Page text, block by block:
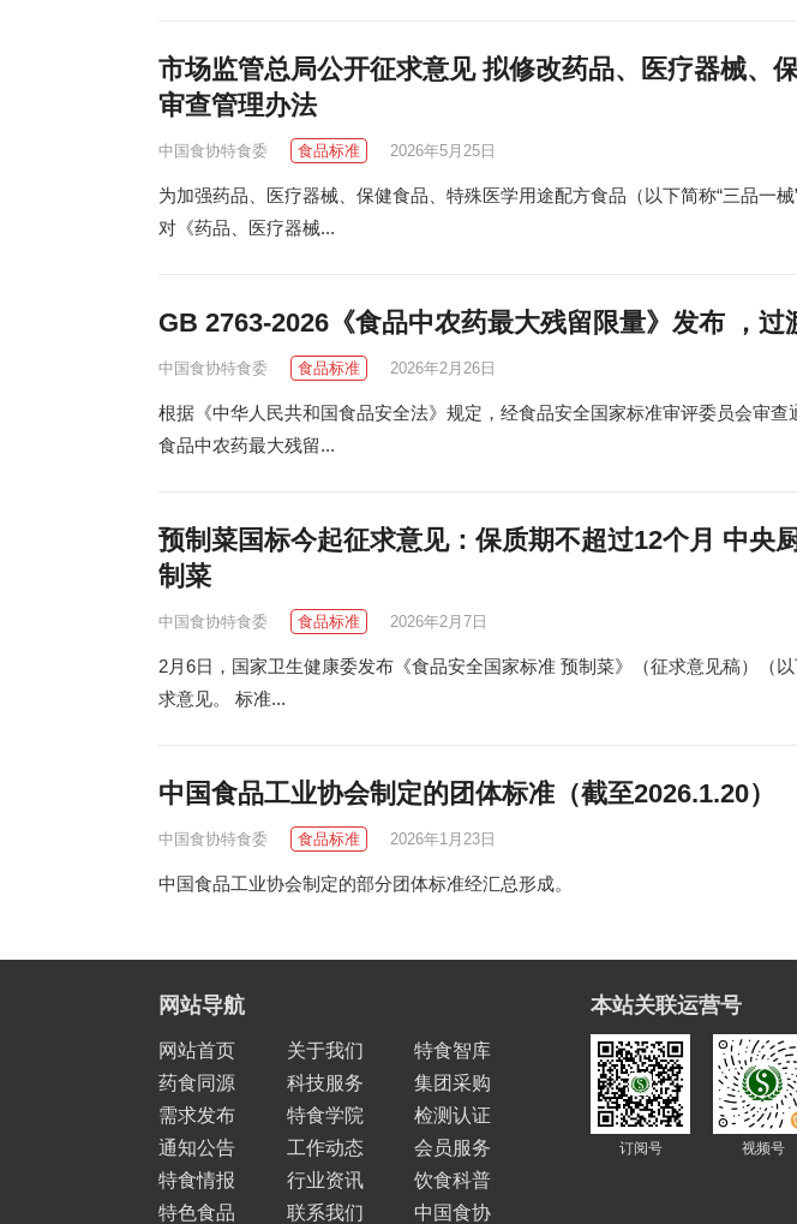
市场监管总局公开征求意见 拟修改药品、医疗器械、
审查管理办法
中国食协特食委 食品标准 2026年5月25日
为加强药品、医疗器械、保健食品、特殊医学用途配方食品（以下简称“三品一
对《药品、医疗器械...
GB 2763-2026《食品中农药最大残留限量》发布 ，过
中国食协特食委 食品标准 2026年2月26日
根据《中华人民共和国食品安全法》规定，经食品安全国家标准审评委员会审
食品中农药最大残留...
预制菜国标今起征求意见：保质期不超过12个月 中央
制菜
中国食协特食委 食品标准 2026年2月7日
2月6日，国家卫生健康委发布《食品安全国家标准 预制菜》（征求意见稿）（
求意见。 标准...
中国食品工业协会制定的团体标准（截至2026.1.20）
中国食协特食委 食品标准 2026年1月23日
中国食品工业协会制定的部分团体标准经汇总形成。
网站导航
网站首页 关于我们
特食智库
药食同源
科技服务
集团采购
需求发布
特食学院
检测认证
通知公告
工作动态
会员服务
特食情报
行业资讯
饮食科普
特色食品
联系我们 中国食协
本站关联运营号
订阅号 视频号